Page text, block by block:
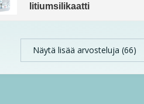
litiumsilikaatti
Näytä lisää arvosteluja (66)